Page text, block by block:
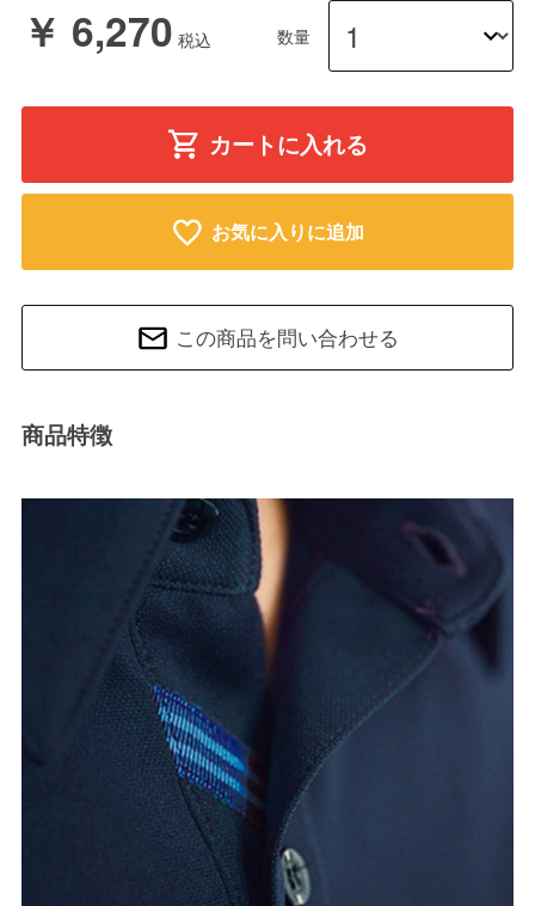
￥ 6,270 数量
カートに入れる
お気に入りに追加
この商品を問い合わせる
商品特徴